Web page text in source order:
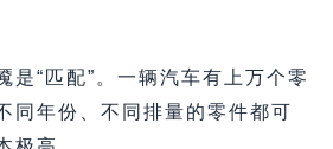
是“匹配”。一辆汽车有上万个零
同年份、不同排量的零件都可